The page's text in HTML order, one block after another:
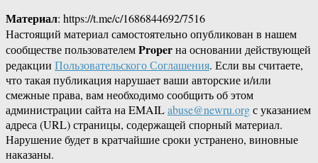
Материал: https://t.me/c/1686844692/7516
Настоящий материал самостоятельно опубликован в нашем
сообществе пользователемProperна основании действующей
редакции Пользовательского Соглашения. Если вы считаете,
что такая публикация нарушает ваши авторские и/или
смежные права, вам необходимо сообщить об этом
администрации сайта на EMAILabuse@newru.orgс указанием
адреса (URL) страницы, содержащей спорный материал.
Нарушение будет в кратчайшие сроки устранено, виновные
наказаны.